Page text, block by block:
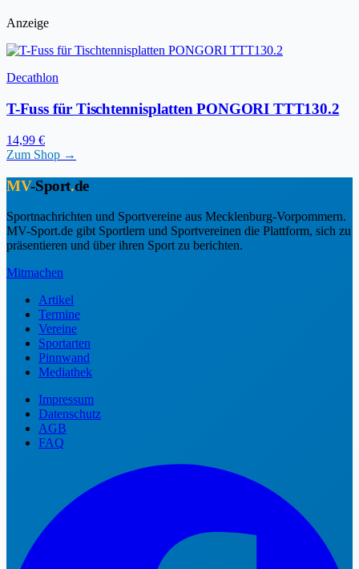
Anzeige
Decathlon
T-Fuss für Tischtennisplatten PONGORI TTT130.2
14,99 €
Zum Shop →
MV-Sport.de
Sportnachrichten und Sportvereine aus Mecklenburg-Vorpommern.
MV-Sport.de gibt Sportlern und Sportvereinen die Plattform, sich zu
präsentieren und über ihren Sport zu berichten.
Mitmachen
Artikel
Termine
Vereine
Sportarten
Pinnwand
Mediathek
Impressum
Datenschutz
AGB
FAQ